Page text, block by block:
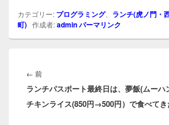
カテゴリー: プログラミング、 ランチ(虎ノ門・
町) 作成者:adminパーマリンク
稿
ナ
ビ
ゲ
← 前前
の
投
ランチパスポート最終日は、夢飯(ムー
チキンライス(850円→500円）で食べてき